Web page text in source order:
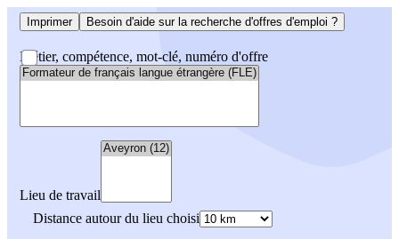
Imprimer Besoin d'aide sur la recherche d'offres d'emploi ?
Métier, compétence, mot-clé, numéro d'offre
Lieu de travail
Distance autour du lieu choisi